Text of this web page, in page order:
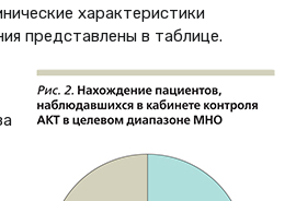
характеристики
представлены в таблице.